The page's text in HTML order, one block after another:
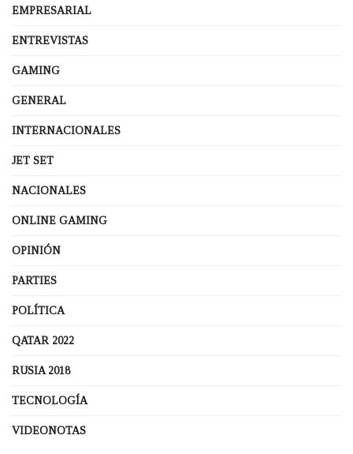
EMPRESARIAL
ENTREVISTAS
GAMING
GENERAL
INTERNACIONALES
JET SET
NACIONALES
ONLINE GAMING
OPINIÓN
PARTIES
POLÍTICA
QATAR 2022
RUSIA 2018
TECNOLOGÍA
VIDEONOTAS